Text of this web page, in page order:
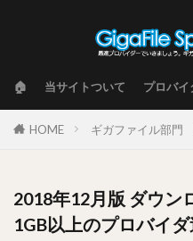
🏠 当サイトついて プロバイ
HOME ギガファイル部門
2018年12月版 ダウン
1GB以上のプロバイ